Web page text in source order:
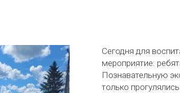
Сегодня для
мероприятие:
Познавательную
только